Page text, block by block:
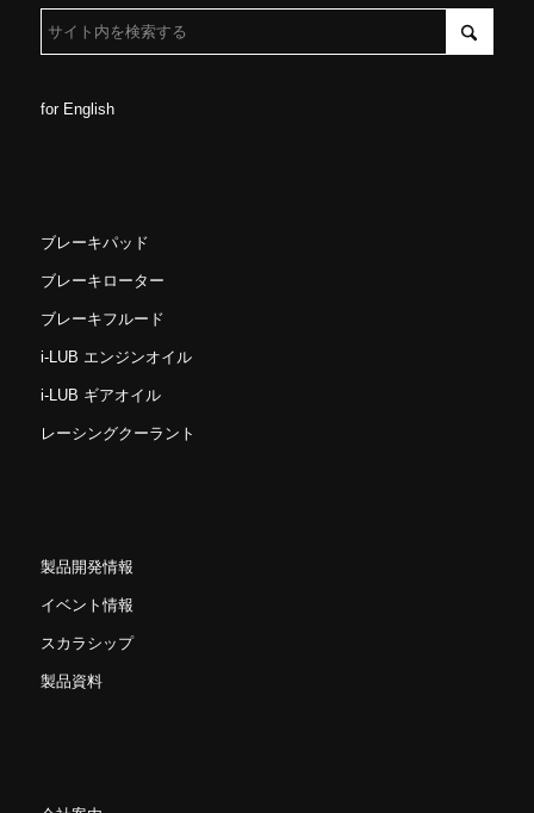
for English
ブレーキパッド
ブレーキローター
ブレーキフルード
i-LUB エンジンオイル
i-LUB ギアオイル
レーシングクーラント
製品開発情報
イベント情報
スカラシップ
製品資料